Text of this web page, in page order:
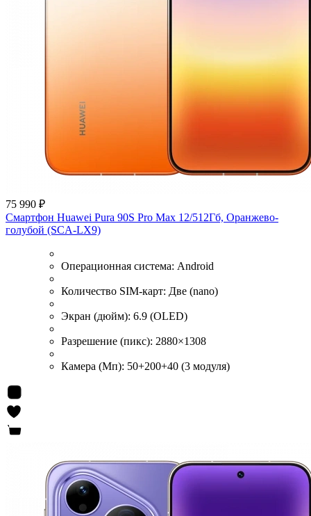
75 990 ₽
Смартфон Huawei Pura 90S Pro Max 12/512Гб, Оранжево-
голубой (SCA-LX9)
Операционная система: Android
Количество SIM-карт: Две (nano)
Экран (дюйм): 6.9 (OLED)
Разрешение (пикс): 2880×1308
Камера (Мп): 50+200+40 (3 модуля)